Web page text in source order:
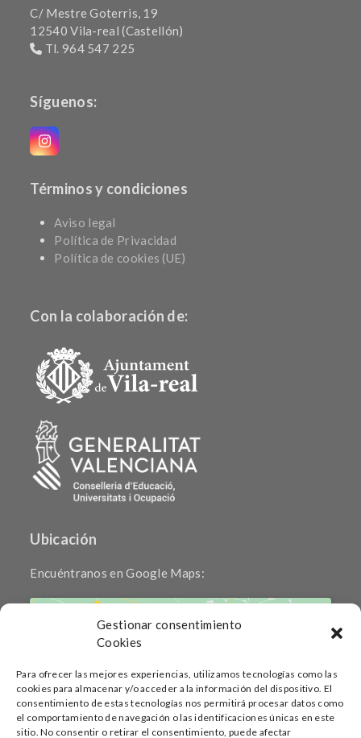
Gestionar consentimiento
Cookies
Para ofrecer las mejores experiencias, utilizamos tecnologías como las
cookies para almacenar y/o acceder a la información del dispositivo. El
consentimiento de estas tecnologías nos permitirá procesar datos como
el comportamiento de navegación o las identificaciones únicas en este
sitio. No consentir o retirar el consentimiento, puede afectar
C/ Mestre Goterris, 19
12540 Vila-real (Castellón)
Tl. 964 547 225
Síguenos:
Instagram
Términos y condiciones
Aviso legal
Política de Privacidad
Política de cookies (UE)
Con la colaboración de:
Ubicación
Encuéntranos en Google Maps:
Haz clic para aceptar cookies de marketing
y permitir este contenido